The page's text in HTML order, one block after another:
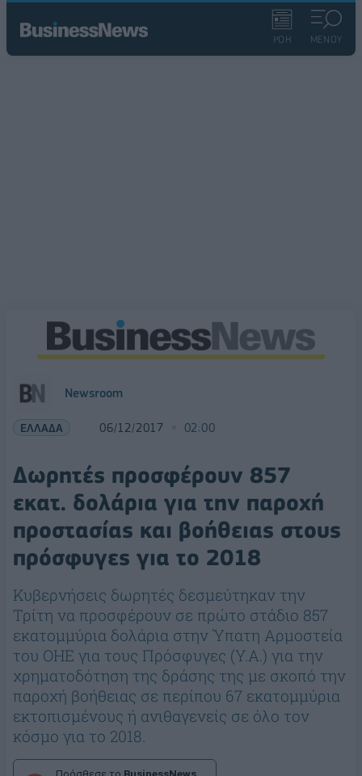
ΡΟΗ ΜΕΝΟΥ
Newsroom
ΕΛΛΑΔΑ 06/12/2017 02:00
Δωρητές προσφέρουν 857
εκατ. δολάρια για την παροχή
προστασίας και βοήθειας στους
πρόσφυγες για το 2018
Κυβερνήσεις δωρητές δεσμεύτηκαν την
Τρίτη να προσφέρουν σε πρώτο στάδιο 857
εκατομμύρια δολάρια στην Ύπατη Αρμοστεία
του ΟΗΕ για τους Πρόσφυγες (Υ.Α.) για την
χρηματοδότηση της δράσης της με σκοπό την
παροχή βοήθειας σε περίπου 67 εκατομμύρια
εκτοπισμένους ή ανιθαγενείς σε όλο τον
κόσμο για το 2018.